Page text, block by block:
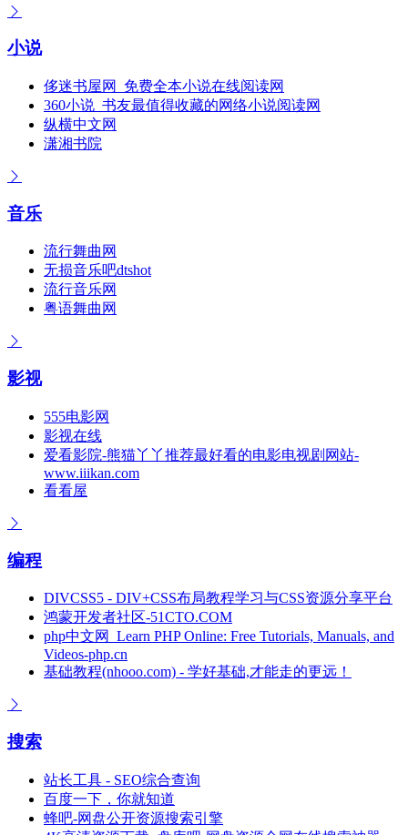
小说
侈迷书屋网_免费全本小说在线阅读网
360小说_书友最值得收藏的网络小说阅读网
纵横中文网
潇湘书院
音乐
流行舞曲网
无损音乐吧dtshot
流行音乐网
粤语舞曲网
影视
555电影网
影视在线
爱看影院-熊猫丫丫推荐最好看的电影电视剧网站-
www.iiikan.com
看看屋
编程
DIVCSS5 - DIV+CSS布局教程学习与CSS资源分享平台
鸿蒙开发者社区-51CTO.COM
php中文网_Learn PHP Online: Free Tutorials, Manuals, and
Videos-php.cn
基础教程(nhooo.com) - 学好基础,才能走的更远！
搜索
站长工具 - SEO综合查询
百度一下，你就知道
蜂吧-网盘公开资源搜索引擎